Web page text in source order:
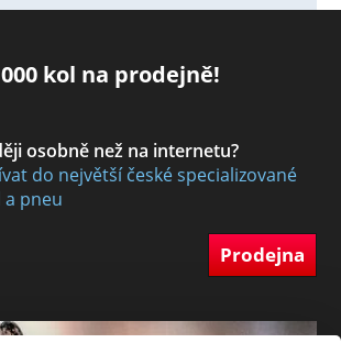
kol na prodejně!
osobně než na internetu?
do největší české specializované
pneu
Prodejna